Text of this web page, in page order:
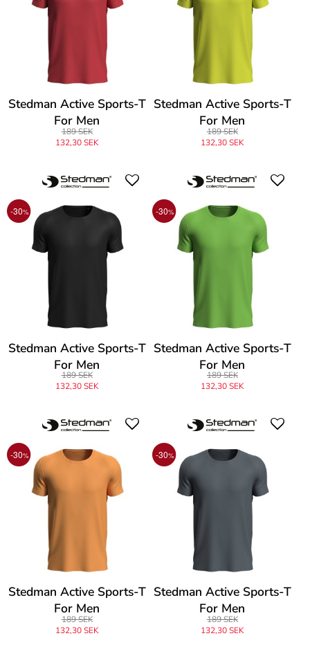
Stedman Active Sports-T
For Men
189 SEK
132,30 SEK
Stedman Active Sports-T
For Men
189 SEK
132,30 SEK
-30%
Stedman Active Sports-T
For Men
189 SEK
132,30 SEK
-30%
Stedman Active Sports-T
For Men
189 SEK
132,30 SEK
-30%
Stedman Active Sports-T
For Men
189 SEK
132,30 SEK
-30%
Stedman Active Sports-T
For Men
189 SEK
132,30 SEK